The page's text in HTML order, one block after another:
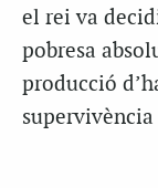
el rei va
pobresa
producció